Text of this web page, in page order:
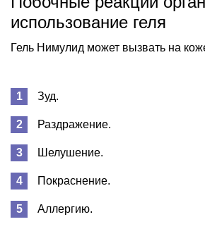
использование геля
Гель Нимулид может вызвать на
Зуд.
Раздражение.
Шелушение.
Покраснение.
Аллергию.